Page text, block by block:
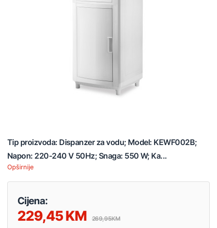
Tip proizvoda: Dispanzer za vodu; Model: KEWF002B;
Napon: 220-240 V 50Hz; Snaga: 550 W; Ka...
Opširnije
Cijena:
229,45 269,95